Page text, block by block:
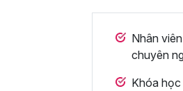
Nhân
chuyên
Khóa